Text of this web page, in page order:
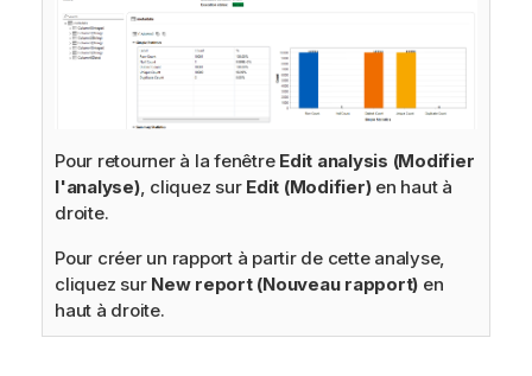
Pour retourner à la fenêtre Edit analysis (Modifier
l'analyse), cliquez sur Edit (Modifier)en haut à
droite.
Pour créer un rapport à partir de cette analyse,
cliquez sur New report (Nouveau rapport) en
haut à droite.